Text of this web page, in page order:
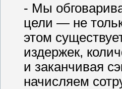
- Мы
цели — не
этом
издержек,
и заканчивая
начисляем